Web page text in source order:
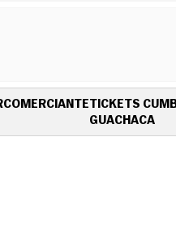
COMERCIANTETICKETS
GUACHACA